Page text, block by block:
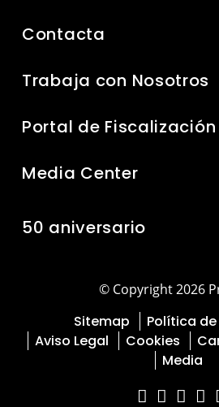
Contacta
Trabaja con Nosotros
Portal de Fiscalización
Media Center
50 aniversario
© Copyright 2026
Sitemap
Política
Aviso Legal
Cookies
Media